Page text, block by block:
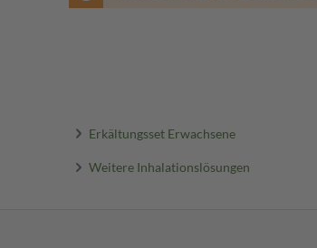
Erkältungsset Erwachsene
Weitere Inhalationslösungen